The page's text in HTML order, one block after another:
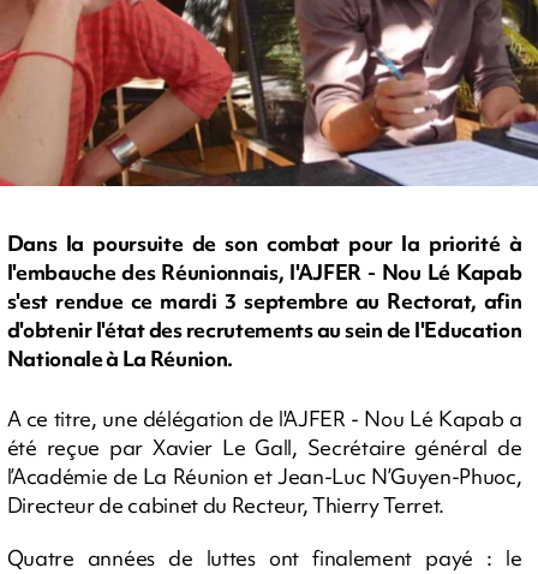
Dans la poursuite de son combat pour la priorité à
l'embauche des Réunionnais, l'AJFER - Nou Lé Kapab
s'est rendue ce mardi 3 septembre au Rectorat, afin
d'obtenir l'état des recrutements au sein de l'Education
Nationale à La Réunion.
A ce titre, une délégation de l'AJFER - Nou Lé Kapab a
été reçue par Xavier Le Gall, Secrétaire général de
l’Académie de La Réunion et Jean-Luc N’Guyen-Phuoc,
Directeur de cabinet du Recteur, Thierry Terret.
Quatre années de luttes ont finalement payé : le